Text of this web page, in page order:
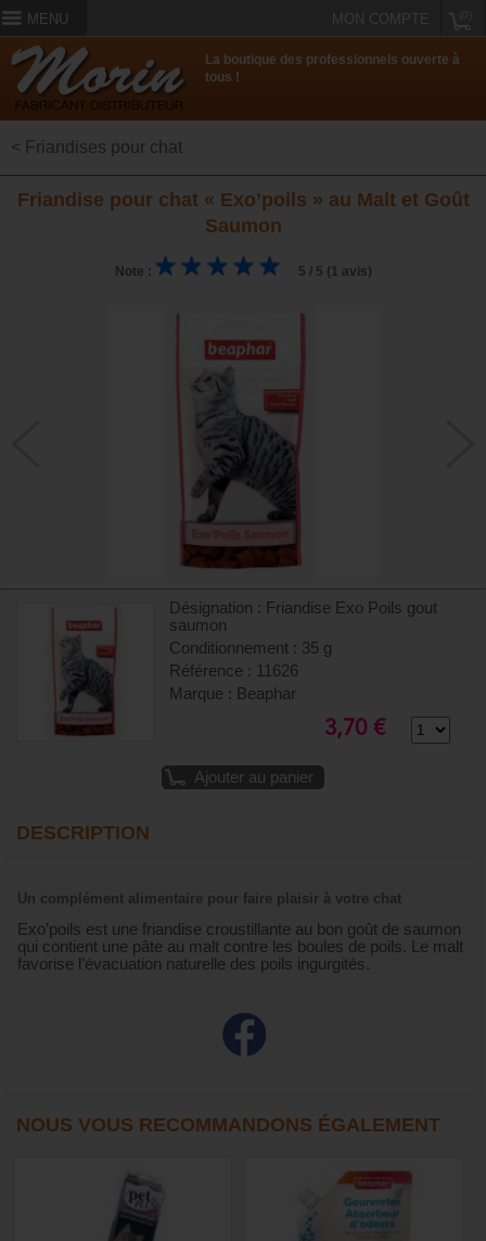
MENU MON COMPTE
La boutique des professionnels ouverte à
tous !
< Friandises pour chat
Friandise pour chat « Exo’poils » au Malt et Goût
Saumon
Note : 5 / 5 (1 avis)
Désignation : Friandise Exo Poils gout
saumon
Conditionnement : 35 g
Référence : 11626
Marque : Beaphar
3,70 €
Ajouter au panier
DESCRIPTION
Un complément alimentaire pour faire plaisir à votre chat
Exo’poils est une friandise croustillante au bon goût de saumon
qui contient une pâte au malt contre les boules de poils. Le malt
favorise l’évacuation naturelle des poils ingurgités.
NOUS VOUS RECOMMANDONS ÉGALEMENT